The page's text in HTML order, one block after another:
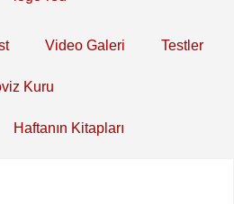
Video Galeri Testler
Kuru
Haftanın Kitapları